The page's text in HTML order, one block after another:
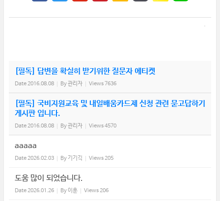
[필독] 답변을 확실히 받기위한 질문자 에티켓
Date2016.08.08 By관리자 Views7636
[필독] 국비지원교육 및 내일배움카드제 신청 관련 묻고답하기
게시판 입니다.
Date2016.08.08 By관리자 Views4570
aaaaa
Date2026.02.03 By기기긱 Views205
도움 많이 되었습니다.
Date2026.01.26 By이훈 Views206